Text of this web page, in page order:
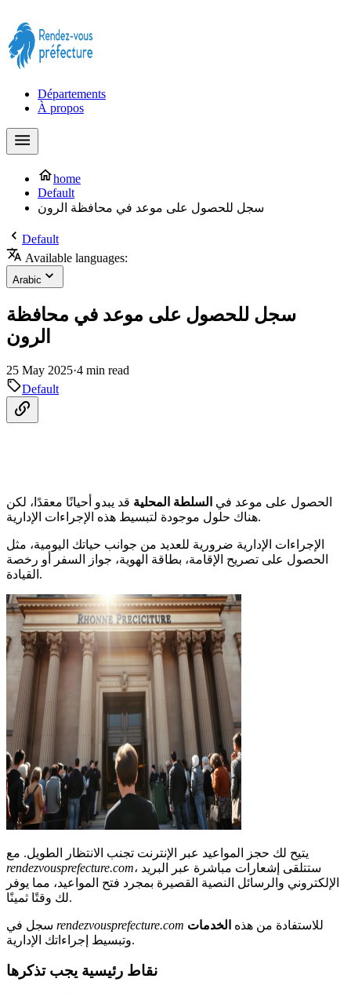
Départements
À propos
home
Default
سجل للحصول على موعد في محافظة الرون
Default
Available languages:
Arabic
سجل للحصول على موعد في محافظة
الرون
25 May 2025·4 min read
Default
الحصول على موعد في السلطة المحلية قد يبدو أحيانًا معقدًا، لكن
هناك حلول موجودة لتبسيط هذه الإجراءات الإدارية.
الإجراءات الإدارية ضرورية للعديد من جوانب حياتك اليومية، مثل
الحصول على تصريح الإقامة، بطاقة الهوية، جواز السفر أو رخصة
القيادة.
يتيح لك حجز المواعيد عبر الإنترنت تجنب الانتظار الطويل. مع
rendezvousprefecture.com، ستتلقى إشعارات مباشرة عبر البريد
الإلكتروني والرسائل النصية القصيرة بمجرد فتح المواعيد، مما يوفر
لك وقتًا ثمينًا.
rendezvousprefecture.com للاستفادة من هذه الخدمات
وتبسيط إجراءاتك الإدارية.
نقاط رئيسية يجب تذكرها